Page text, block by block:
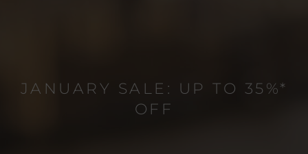
JANUARY SALE: UP TO 35%*
OFF